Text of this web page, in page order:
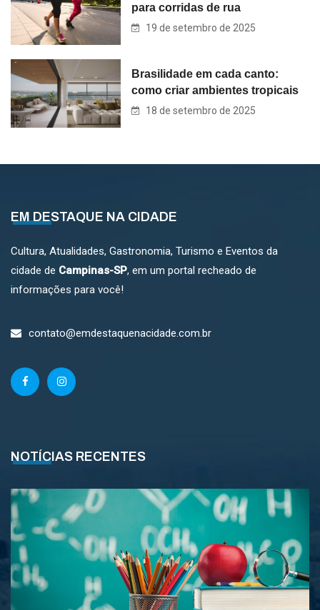
para corridas de rua
19 de setembro de 2025
Brasilidade em cada canto:
como criar ambientes tropicais
18 de setembro de 2025
EM DESTAQUE NA CIDADE
Cultura, Atualidades, Gastronomia, Turismo e Eventos da
cidade de Campinas-SP, em um portal recheado de
informações para você!
contato@emdestaquenacidade.com.br
NOTÍCIAS RECENTES